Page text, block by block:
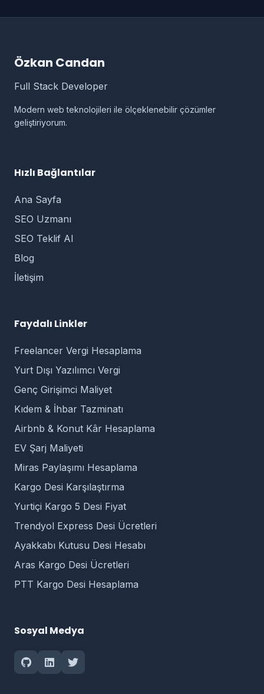
Özkan Candan
Full Stack Developer
Modern web teknolojileri ile ölçeklenebilir çözümler
geliştiriyorum.
Hızlı Bağlantılar
Ana Sayfa
SEO Uzmanı
SEO Teklif Al
Blog
İletişim
Faydalı Linkler
Freelancer Vergi Hesaplama
Yurt Dışı Yazılımcı Vergi
Genç Girişimci Maliyet
Kıdem & İhbar Tazminatı
Airbnb & Konut Kâr Hesaplama
EV Şarj Maliyeti
Miras Paylaşımı Hesaplama
Kargo Desi Karşılaştırma
Yurtiçi Kargo 5 Desi Fiyat
Trendyol Express Desi Ücretleri
Ayakkabı Kutusu Desi Hesabı
Aras Kargo Desi Ücretleri
PTT Kargo Desi Hesaplama
Sosyal Medya